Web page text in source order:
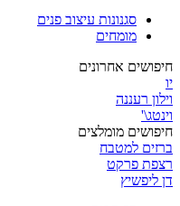
סגנונות עיצוב פנים
מומחים
חיפושים אחרונים
יו
וילון רעננה
וינטג\'
חיפושים מומלצים
ברזים למטבח
רצפת פרקט
דן ליפשיץ